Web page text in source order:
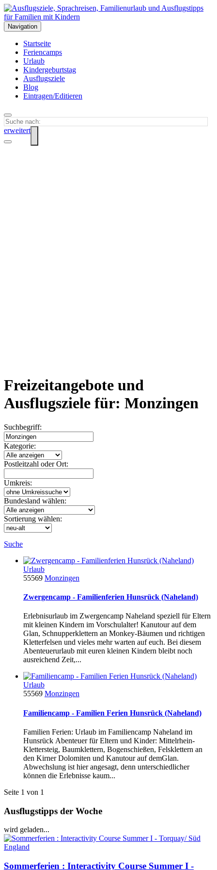
Navigation
Startseite
Feriencamps
Urlaub
Kindergeburtstag
Ausflugsziele
Blog
Eintragen/Editieren
erweitert
Freizeitangebote und
Ausflugsziele für: Monzingen
Suchbegriff:
Kategorie:
Postleitzahl oder Ort:
Umkreis:
Bundesland wählen:
Sortierung wählen:
Suche
Urlaub
55569 Monzingen
Zwergencamp - Familienferien Hunsrück (Naheland)
Erlebnisurlaub im Zwergencamp Naheland speziell für Eltern
mit kleinen Kindern im Vorschulalter! Kanutour auf dem
Glan, Schnupperklettern an Monkey-Bäumen und richtigen
Kletterfelsen und vieles mehr warten auf euch. Bei diesem
Abenteuerurlaub mit euren kleinen Kindern bleibt noch
ausreichend Zeit,...
Urlaub
55569 Monzingen
Familiencamp - Familien Ferien Hunsrück (Naheland)
Familien Ferien: Urlaub im Familiencamp Naheland im
Hunsrück Abenteuer für Eltern und Kinder: Mittelrhein-
Klettersteig, Baumklettern, Bogenschießen, Felsklettern an
den Kirner Dolomiten und Kanutour auf demGlan.
Abwechslung ist hier angesagt, denn unterschiedlicher
können die Erlebnisse kaum...
Seite 1 von 1
Ausflugstipps der Woche
wird geladen...
Sommerferien : Interactivity Course Summer I -